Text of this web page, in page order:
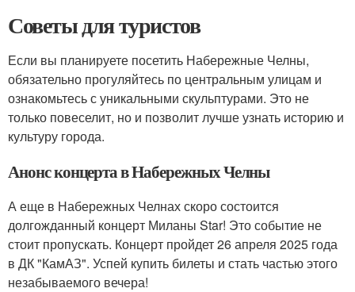
Советы для туристов
Если вы планируете посетить Набережные Челны,
обязательно прогуляйтесь по центральным улицам и
ознакомьтесь с уникальными скульптурами. Это не
только повеселит, но и позволит лучше узнать историю и
культуру города.
Анонс концерта в Набережных Челны
А еще в Набережных Челнах скоро состоится
долгожданный концерт Миланы Star! Это событие не
стоит пропускать. Концерт пройдет 26 апреля 2025 года
в ДК "КамАЗ". Успей купить билеты и стать частью этого
незабываемого вечера!